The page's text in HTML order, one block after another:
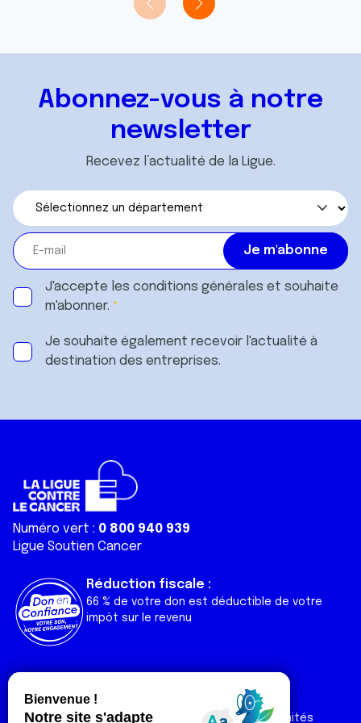
Abonnez-vous à notre
newsletter
Recevez l’actualité de la Ligue.
J'accepte les conditions générales et souhaite
m'abonner.
Je souhaite également recevoir l'actualité à
destination des entreprises.
Numéro vert : 0 800 940 939
Ligue Soutien Cancer
Réduction fiscale :
66 % de votre don est déductible de votre
impôt sur le revenu
Liens utiles
Nos actualités
Nos publications
Espace Ligue & comités